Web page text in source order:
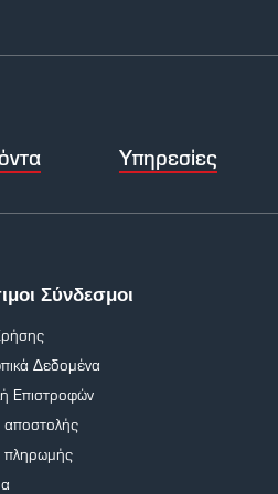
Υπηρεσίες
Σύνδεσμοι
Δεδομένα
Επιστροφών
αποστολής
πληρωμής